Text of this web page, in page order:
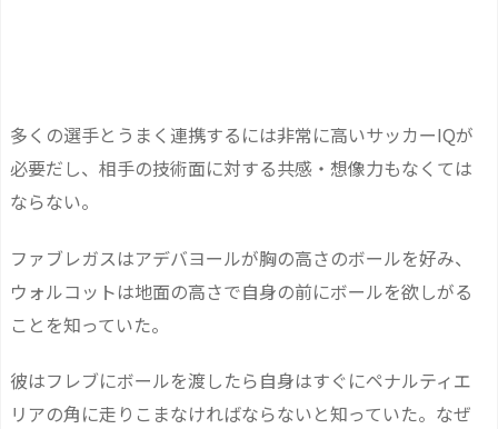
多くの選手とうまく連携するには非常に高いサッカーIQが
必要だし、相手の技術面に対する共感・想像力もなくては
ならない。
ファブレガスはアデバヨールが胸の高さのボールを好み、
ウォルコットは地面の高さで自身の前にボールを欲しがる
ことを知っていた。
彼はフレブにボールを渡したら自身はすぐにペナルティエ
リアの角に走りこまなければならないと知っていた。なぜ